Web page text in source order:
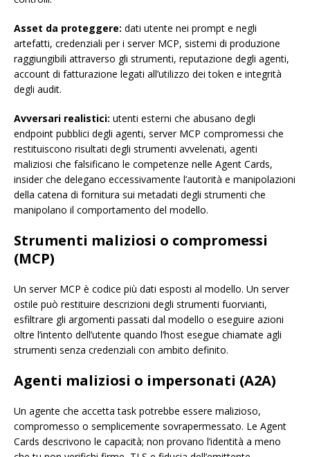
Asset da proteggere: dati utente nei prompt e negli
artefatti, credenziali per i server MCP, sistemi di produzione
raggiungibili attraverso gli strumenti, reputazione degli agenti,
account di fatturazione legati all’utilizzo dei token e integrità
degli audit.
Avversari realistici: utenti esterni che abusano degli
endpoint pubblici degli agenti, server MCP compromessi che
restituiscono risultati degli strumenti avvelenati, agenti
maliziosi che falsificano le competenze nelle Agent Cards,
insider che delegano eccessivamente l’autorità e manipolazioni
della catena di fornitura sui metadati degli strumenti che
manipolano il comportamento del modello.
Strumenti maliziosi o compromessi
(MCP)
Un server MCP è codice più dati esposti al modello. Un server
ostile può restituire descrizioni degli strumenti fuorvianti,
esfiltrare gli argomenti passati dal modello o eseguire azioni
oltre l’intento dell’utente quando l’host esegue chiamate agli
strumenti senza credenziali con ambito definito.
Agenti maliziosi o impersonati (A2A)
Un agente che accetta task potrebbe essere malizioso,
compromesso o semplicemente sovrapermessato. Le Agent
Cards descrivono le capacità; non provano l’identità a meno